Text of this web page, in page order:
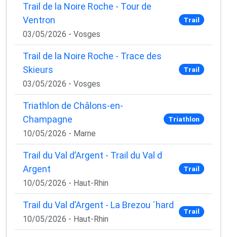
Trail de la Noire Roche - Tour de
Ventron
03/05/2026 - Vosges
Trail
Trail de la Noire Roche - Trace des
Skieurs
03/05/2026 - Vosges
Trail
Triathlon de Châlons-en-
Champagne
10/05/2026 - Marne
Triathlon
Trail du Val d’Argent - Trail du Val d
Argent
10/05/2026 - Haut-Rhin
Trail
Trail du Val d’Argent - La Brezou ´hard
10/05/2026 - Haut-Rhin
Trail